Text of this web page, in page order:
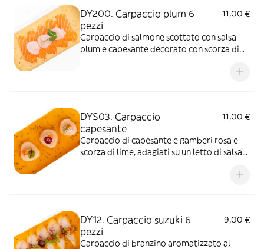
DY200. Carpaccio plum 6
pezzi
11,00 €
Carpaccio di salmone scottato con salsa
plum e capesante decorato con scorza di
DYS03. Carpaccio
capesante
11,00 €
Carpaccio di capesante e gamberi rosa e
scorza di lime, adagiati su un letto di salsa
DY12. Carpaccio suzuki 6
pezzi
9,00 €
Carpaccio di branzino aromatizzato al